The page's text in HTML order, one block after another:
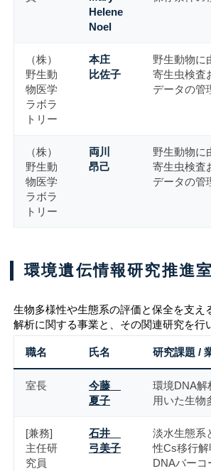
Helene
Noel
（株）
野生動
物医学
ラボラ
トリー
本庄
比佐子
野生動物に
寄生虫検査
データの管
（株）
野生動
物医学
ラボラ
トリー
両川
昂己
野生動物に
寄生虫検査
データの管
環境遺伝情報研究推進室
生物多様性や生態系の評価と保全を支え
解析に関する事業と、その関連研究を行
職名 氏名 研究課題 /
室長
今藤
夏子
環境DNA解
用いた生物
[兼務]
主任研
究員
石井
弓美子
淡水生態系
性Cs移行解
DNAバーコ